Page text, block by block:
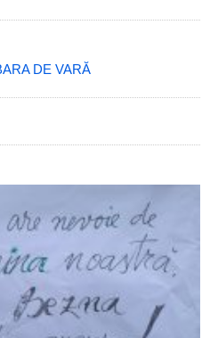
DE VARĂ